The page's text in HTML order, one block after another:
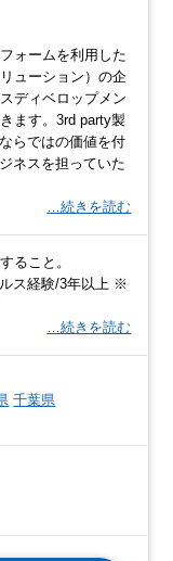
ォームを利用した
ューション）の企
ディベロップメン
ます。3rd party製
らではの価値を付
ネスを担っていた
…続きを読む
ること。
ス経験/3年以上 ※
…続きを読む
千葉県